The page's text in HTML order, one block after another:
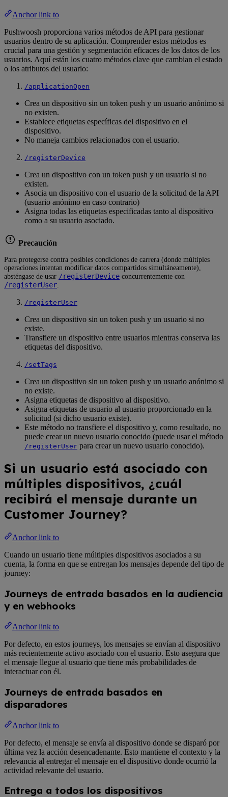
Anchor link to
Pushwoosh proporciona varios métodos de API para gestionar
usuarios dentro de su aplicación. Comprender estos métodos es
crucial para una gestión y segmentación eficaces de los datos de los
usuarios. Aquí están los cuatro métodos clave que cambian el estado
o los atributos del usuario:
/applicationOpen
Crea un dispositivo sin un token push y un usuario anónimo si
no existen.
Establece etiquetas específicas del dispositivo en el
dispositivo.
No maneja cambios relacionados con el usuario.
/registerDevice
Crea un dispositivo con un token push y un usuario si no
existen.
Asocia un dispositivo con el usuario de la solicitud de la API
(usuario anónimo en caso contrario)
Asigna todas las etiquetas especificadas tanto al dispositivo
como a su usuario asociado.
Precaución
Para protegerse contra posibles condiciones de carrera (donde múltiples
operaciones intentan modificar datos compartidos simultáneamente),
absténgase de usar /registerDevice concurrentemente con
/registerUser.
/registerUser
Crea un dispositivo sin un token push y un usuario si no
existe.
Transfiere un dispositivo entre usuarios mientras conserva las
etiquetas del dispositivo.
/setTags
Crea un dispositivo sin un token push y un usuario anónimo si
no existe.
Asigna etiquetas de dispositivo al dispositivo.
Asigna etiquetas de usuario al usuario proporcionado en la
solicitud (si dicho usuario existe).
Este método no transfiere el dispositivo y, como resultado, no
puede crear un nuevo usuario conocido (puede usar el método
/registerUser para crear un nuevo usuario conocido).
Si un usuario está asociado con
múltiples dispositivos, ¿cuál
recibirá el mensaje durante un
Customer Journey?
Anchor link to
Cuando un usuario tiene múltiples dispositivos asociados a su
cuenta, la forma en que se entregan los mensajes depende del tipo de
journey:
Journeys de entrada basados en la audiencia
y en webhooks
Anchor link to
Por defecto, en estos journeys, los mensajes se envían al dispositivo
más recientemente activo asociado con el usuario. Esto asegura que
el mensaje llegue al usuario que tiene más probabilidades de
interactuar con él.
Journeys de entrada basados en
disparadores
Anchor link to
Por defecto, el mensaje se envía al dispositivo donde se disparó por
última vez la acción desencadenante. Esto mantiene el contexto y la
relevancia al entregar el mensaje en el dispositivo donde ocurrió la
actividad relevante del usuario.
Entrega a todos los dispositivos